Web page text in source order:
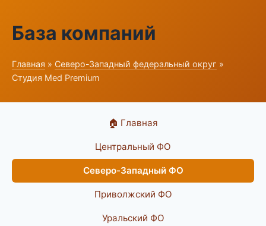
База компаний
Главная » Северо-Западный федеральный округ »
Студия Med Premium
🏠 Главная
Центральный ФО
Северо-Западный ФО
Приволжский ФО
Уральский ФО